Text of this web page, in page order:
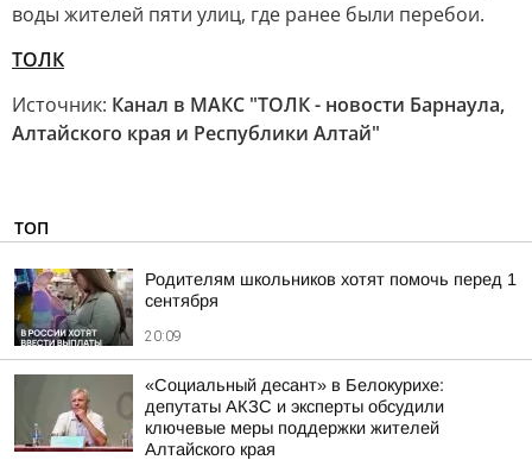
воды жителей пяти улиц, где ранее были перебои.
ТОЛК
Источник: Канал в МАКС "ТОЛК - новости Барнаула,
Алтайского края и Республики Алтай"
ТОП
Родителям школьников хотят помочь перед 1
сентября
20:09
«Социальный десант» в Белокурихе:
депутаты АКЗС и эксперты обсудили
ключевые меры поддержки жителей
Алтайского края